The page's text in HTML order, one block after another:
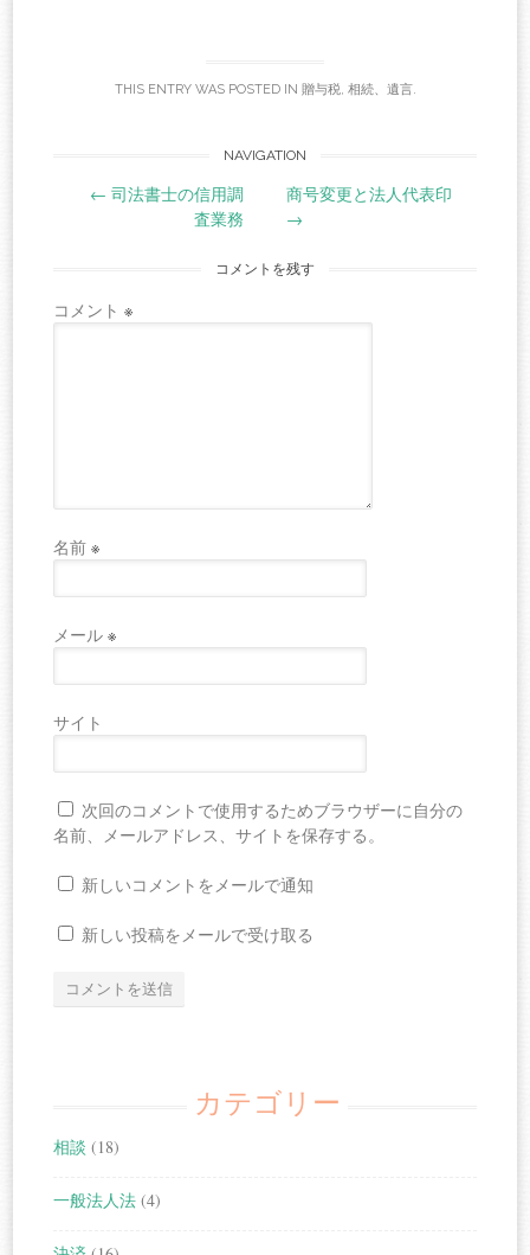
THIS ENTRY WAS POSTED IN 贈与税, 相続、遺言.
navigation
NAVIGATION
← 司法書士の信用調
査業務
商号変更と法人代表印
→
コメントを残す
コメント※
名前※
メール※
サイト
次回のコメントで使用するためブラウザーに自分の
名前、メールアドレス、サイトを保存する。
新しいコメントをメールで通知
新しい投稿をメールで受け取る
カテゴリー
相談 (18)
一般法人法 (4)